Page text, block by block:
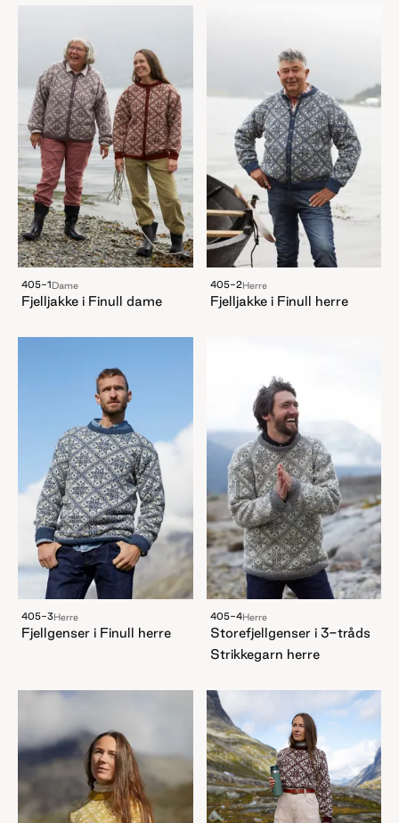
405-1Dame
Fjelljakke i Finull dame
405-2Herre
Fjelljakke i Finull herre
405-3Herre
Fjellgenser i Finull herre
405-4Herre
Storefjellgenser i 3-tråds
Strikkegarn herre